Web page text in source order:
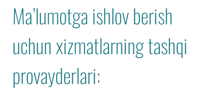
Ma’lumotga ishlov berish
uchun xizmatlarning tashqi
provayderlari: